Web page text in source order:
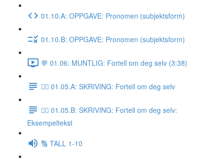
01.10.A: OPPGAVE: Pronomen (subjektsform)
01.10.B: OPPGAVE: Pronomen (subjektsform)
💬 01.06: MUNTLIG: Fortell om deg selv (3:38)
✍🏼 01.05.A: SKRIVING: Fortell om deg selv
✍🏼 01.05.B: SKRIVING: Fortell om deg selv:
Eksempeltekst
🔢 TALL 1-10